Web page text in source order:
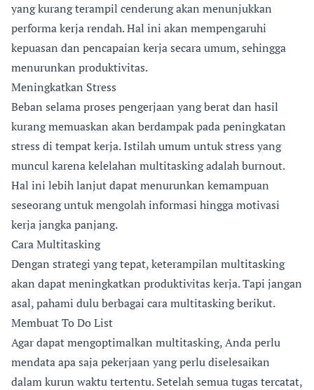
yang kurang terampil cenderung akan menunjukkan
performa kerja rendah. Hal ini akan mempengaruhi
kepuasan dan pencapaian kerja secara umum, sehingga
menurunkan produktivitas.
Meningkatkan Stress
Beban selama proses pengerjaan yang berat dan hasil
kurang memuaskan akan berdampak pada peningkatan
stress di tempat kerja. Istilah umum untuk stress yang
muncul karena kelelahan multitasking adalah burnout.
Hal ini lebih lanjut dapat menurunkan kemampuan
seseorang untuk mengolah informasi hingga motivasi
kerja jangka panjang.
Cara Multitasking
Dengan strategi yang tepat, keterampilan multitasking
akan dapat meningkatkan produktivitas kerja. Tapi jangan
asal, pahami dulu berbagai cara multitasking berikut.
Membuat To Do List
Agar dapat mengoptimalkan multitasking, Anda perlu
mendata apa saja pekerjaan yang perlu diselesaikan
dalam kurun waktu tertentu. Setelah semua tugas tercatat,